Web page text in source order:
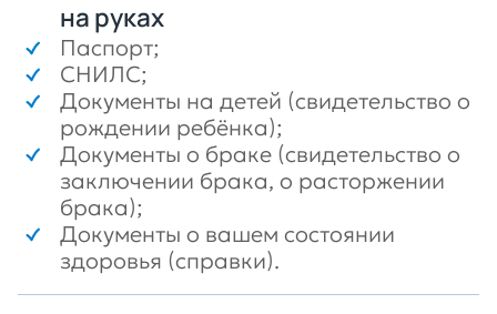
на руках
Паспорт;
СНИЛС;
Документы на детей (свидетельство о
рождении ребёнка);
Документы о браке (свидетельство о
заключении брака, о расторжении
брака);
Документы о вашем состоянии
здоровья (справки).